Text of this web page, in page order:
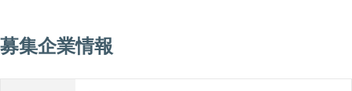
募集企業情報